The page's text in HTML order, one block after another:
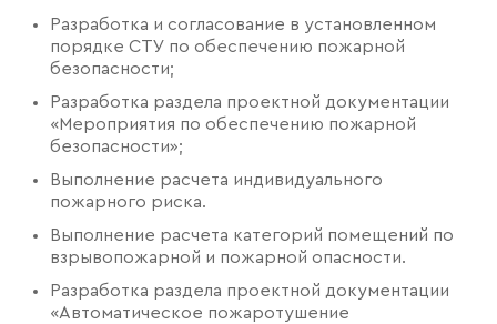
Разработка и согласование в установленном
порядке СТУ по обеспечению пожарной
безопасности;
Разработка раздела проектной документации
«Мероприятия по обеспечению пожарной
безопасности»;
Выполнение расчета индивидуального
пожарного риска.
Выполнение расчета категорий помещений по
взрывопожарной и пожарной опасности.
Разработка раздела проектной документации
«Автоматическое пожаротушение